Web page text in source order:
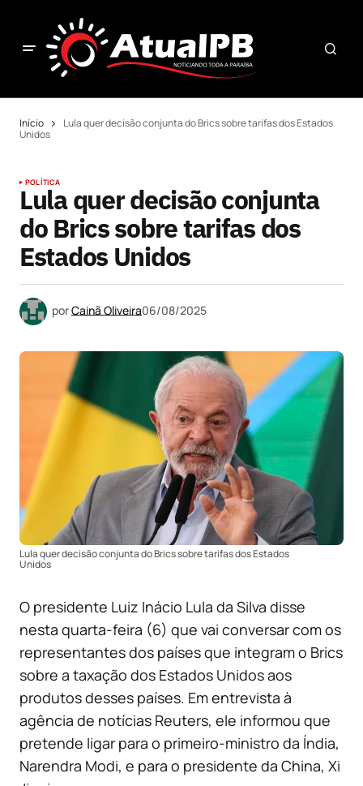
Início
Lula quer decisão conjunta do Brics sobre tarifas dos Estados
Unidos
POLÍTICA
Lula quer decisão conjunta
do Brics sobre tarifas dos
Estados Unidos
porCainã Oliveira06/08/2025
Lula quer decisão conjunta do Brics sobre tarifas dos Estados
Unidos
O presidente Luiz Inácio Lula da Silva disse
nesta quarta-feira (6) que vai conversar com os
representantes dos países que integram o Brics
sobre a taxação dos Estados Unidos aos
produtos desses países. Em entrevista à
agência de notícias Reuters, ele informou que
pretende ligar para o primeiro-ministro da Índia,
Narendra Modi, e para o presidente da China, Xi